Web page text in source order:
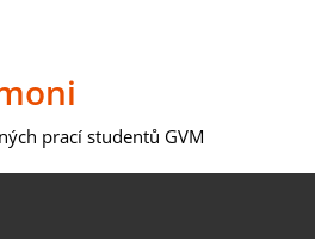
prací studentů GVM